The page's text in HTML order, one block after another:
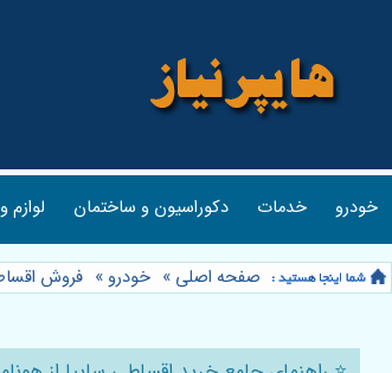
خودرو خدمات دکوراسیون و ساختمان لوازم
صفحه اصلی » خودرو » فروش